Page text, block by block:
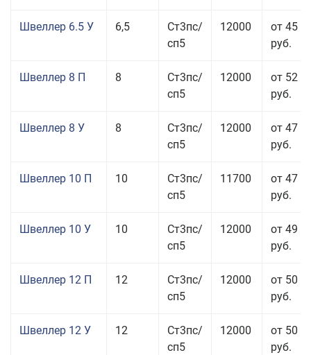
Швеллер 6.5 У 6,5
Ст3пс/
сп5
12000
от 45
руб.
Швеллер 8 П 8
Ст3пс/
сп5
12000
от 52
руб.
Швеллер 8 У 8
Ст3пс/
сп5
12000
от 47
руб.
Швеллер 10 П 10
Ст3пс/
сп5
11700
от 47
руб.
Швеллер 10 У 10
Ст3пс/
сп5
12000
от 49
руб.
Швеллер 12 П 12
Ст3пс/
сп5
12000
от 50
руб.
Швеллер 12 У 12
Ст3пс/
сп5
12000
от 50
руб.